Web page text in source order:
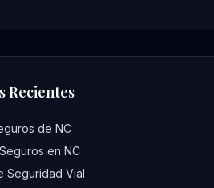
Recientes
de NC
en NC
Seguridad Vial